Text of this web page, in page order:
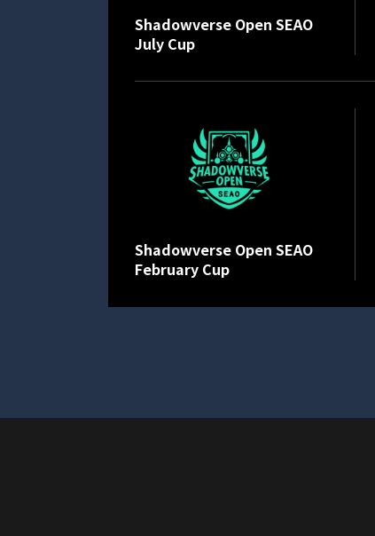
Shadowverse Open SEAO
July Cup
Shadowverse Open SEAO
February Cup